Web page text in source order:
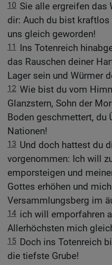
10 Sie alle ergreifen das
dir: Auch du bist
uns gleich geworden!
11
Ins Totenreich
das Rauschen deiner
Lager sein und Würmer
12 Wie bist du vom
Glanzstern, Sohn der
Boden geschmettert, du
Nationen!
13 Und doch hattest du
vorgenommen: Ich will
emporsteigen und
Gottes erhöhen und
Versammlungsberg im
14 ich will emporfahren
Allerhöchsten mich
15 Doch ins Totenreich
die tiefste Grube!